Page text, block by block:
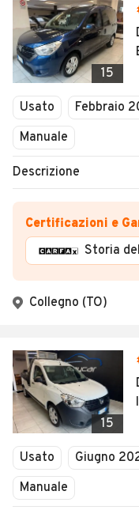
15
Usato Febbraio
Manuale
Descrizione
Certificazioni e
Storia
Collegno (TO)
15
Usato Giugno
Manuale